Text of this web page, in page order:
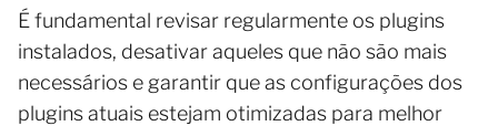
É fundamental revisar regularmente os plugins
instalados, desativar aqueles que não são mais
necessários e garantir que as configurações dos
plugins atuais estejam otimizadas para melhor